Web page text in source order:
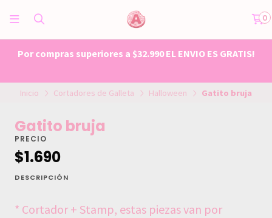
0
Por compras superiores a $32.990 EL ENVIO ES GRATIS!
Inicio Cortadores de Galleta Halloween Gatito bruja
Gatito bruja
PRECIO
$1.690
DESCRIPCIÓN
* Cortador + Stamp, estas piezas van por